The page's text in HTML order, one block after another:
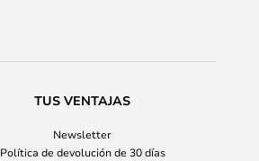
TUS VENTAJAS
Newsletter
Política de devolución de 30 días